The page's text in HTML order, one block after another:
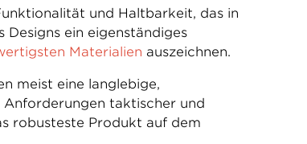
und Haltbarkeit, das in
ein eigenständiges
Materialien auszeichnen.
meist eine langlebige,
taktischer und
robusteste Produkt auf dem